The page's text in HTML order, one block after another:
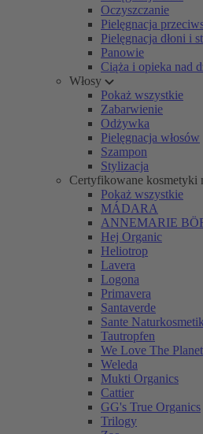
Oczyszczanie
Pielęgnacja
Pielęgnacja dłoni i
Panowie
Ciąża i opieka nad
Włosy
Pokaż wszystkie
Zabarwienie
Odżywka
Pielęgnacja włosów
Szampon
Stylizacja
Certyfikowane kosmetyki
Pokaż wszystkie
MÁDARA
ANNEMARIE
Hej Organic
Heliotrop
Lavera
Logona
Primavera
Santaverde
Sante Naturkosmetik
Tautropfen
We Love The Planet
Weleda
Mukti Organics
Cattier
GG's True Organics
Trilogy